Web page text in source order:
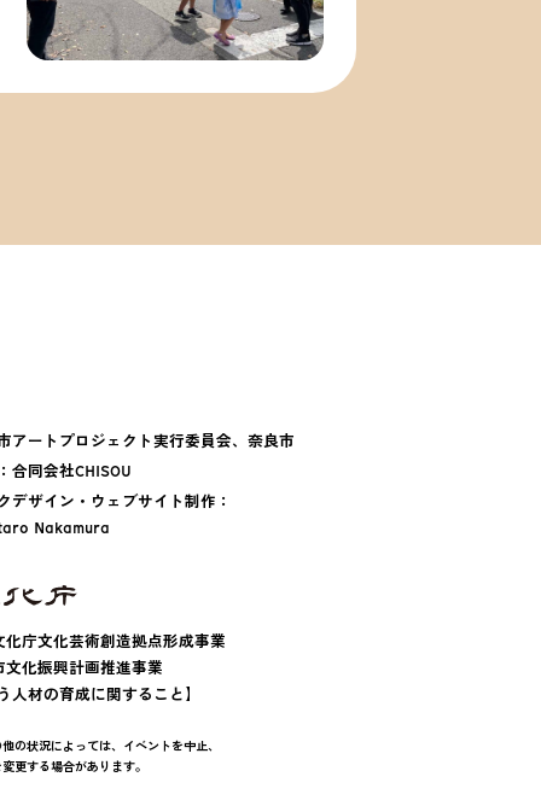
アートプロジェクト実行委員会、 奈良市
合同会社CHISOU
デザイン・ウェブサイト制作：
Nakamura
庁文化芸術創造拠点形成事業
化振興計画推進事業
人材の育成に関すること】
の状況によっては、イベントを中止、
更する場合があります。